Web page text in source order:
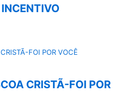
CRISTÃ-FOI POR